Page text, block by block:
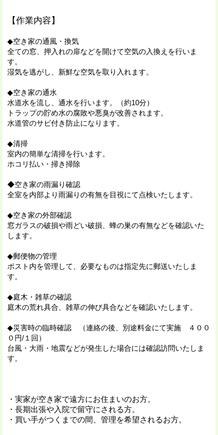
【作業内容】
◆空き家の通風・換気
全ての窓、押入れの扉などを開けて空気の入換えを行いま
す。
湿気を逃がし、新鮮な空気を取り入れます。
◆空き家の通水
水道水を流し、通水を行います。（約10分）
トラップの貯め水の腐敗や悪臭が改善されます。
水道管のサビ付き防止になります。
◆清掃
室内の簡単な清掃を行います。
ホコリ払い・掃き掃除
◆空き家の雨漏り確認
全室を内部より雨漏りの有無を目視にて点検いたします。
◆空き家の外部確認
窓ガラスの破損や雨どい破損、蜂の巣の有無などを確認いた
します。
◆郵便物の管理
ポスト内を管理して、必要なものは指定先に郵送いたしま
す。
◆庭木・雑草の確認
庭木の荒れ具合、雑草の伸び具合などを確認いたします。
◆災害時の臨時確認 （連絡の後、別途料金にて実施 ４００
０円/１回）
台風・大雨・地震などが発生した場合には確認訪問いたしま
す。
・実家が空き家で遠方にお住まいのお方。
・長期出張や入院で留守にされる方。
・買い手がつくまでの間、管理を希望されるお方。